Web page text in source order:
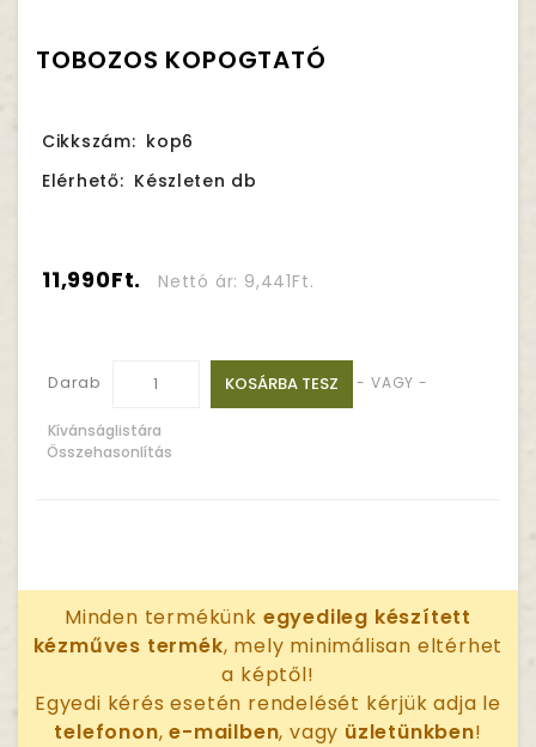
TOBOZOS KOPOGTATÓ
Cikkszám: kop6
Elérhető: Készleten db
11,990Ft. Nettó ár: 9,441Ft.
Darab KOSÁRBA TESZ - VAGY -
Kívánságlistára
Összehasonlítás
Minden termékünk egyedileg készített
kézműves termék, mely minimálisan eltérhet
a képtől!
Egyedi kérés esetén rendelését kérjük adja le
telefonon,e-mailben, vagy üzletünkben!